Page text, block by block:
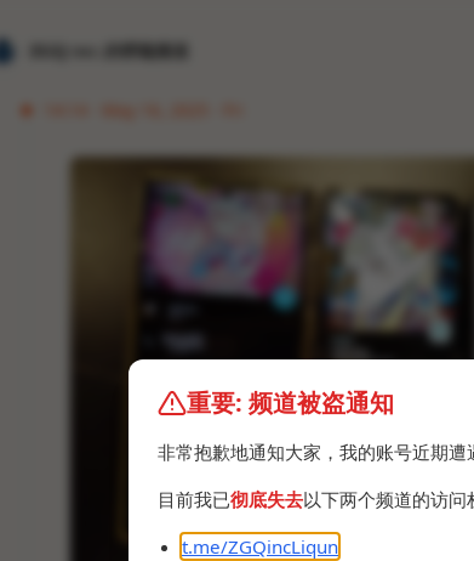
𝐙𝐆𝐐 ɪɴᴄ.的唠嗑频道
重要: 频道被盗通知
非常抱歉地通知大家，我的账号近期遭
目前我已彻底失去以下两个频道的访问
t.me/ZGQincLiqun